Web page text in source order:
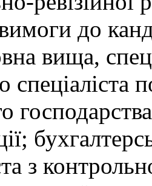
до
вища,
спеціаліста
з